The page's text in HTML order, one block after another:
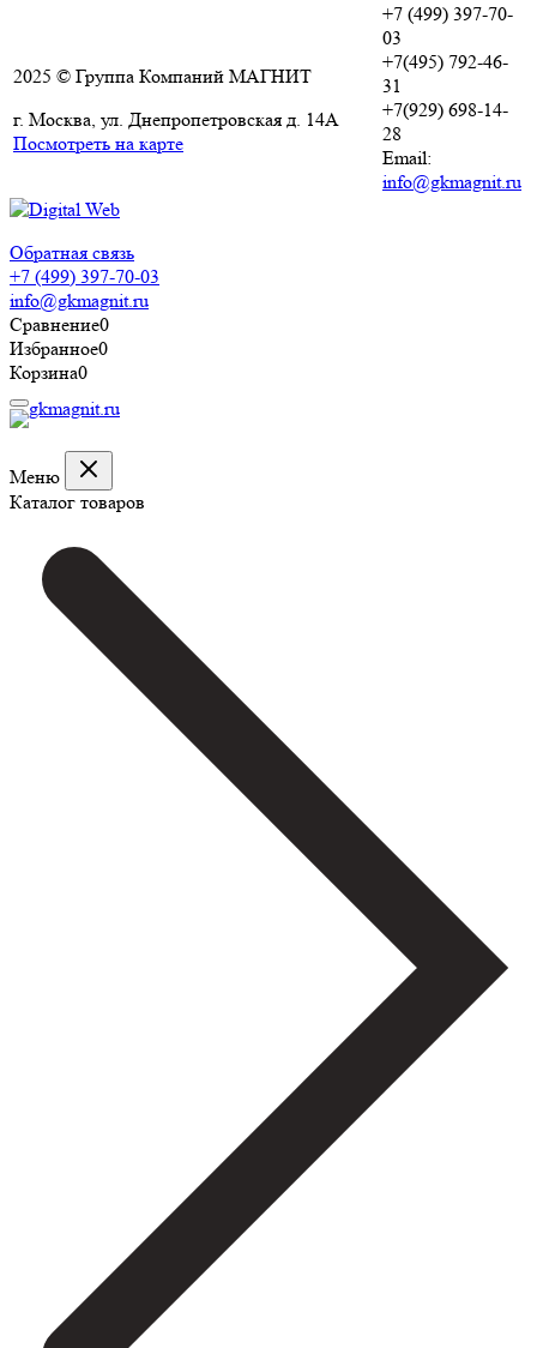
2025 © Группа Компаний МАГНИТ
г. Москва, ул. Днепропетровская д. 14А
Посмотреть на карте
+7 (499) 397-70-
03
+7(495) 792-46-
31
+7(929) 698-14-
28
Email:
info@gkmagnit.ru
Обратная связь
+7 (499) 397-70-03
info@gkmagnit.ru
Сравнение0
Избранное0
Корзина0
Меню
Каталог товаров